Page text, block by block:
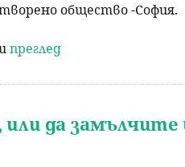
общество -София.
преглед
да